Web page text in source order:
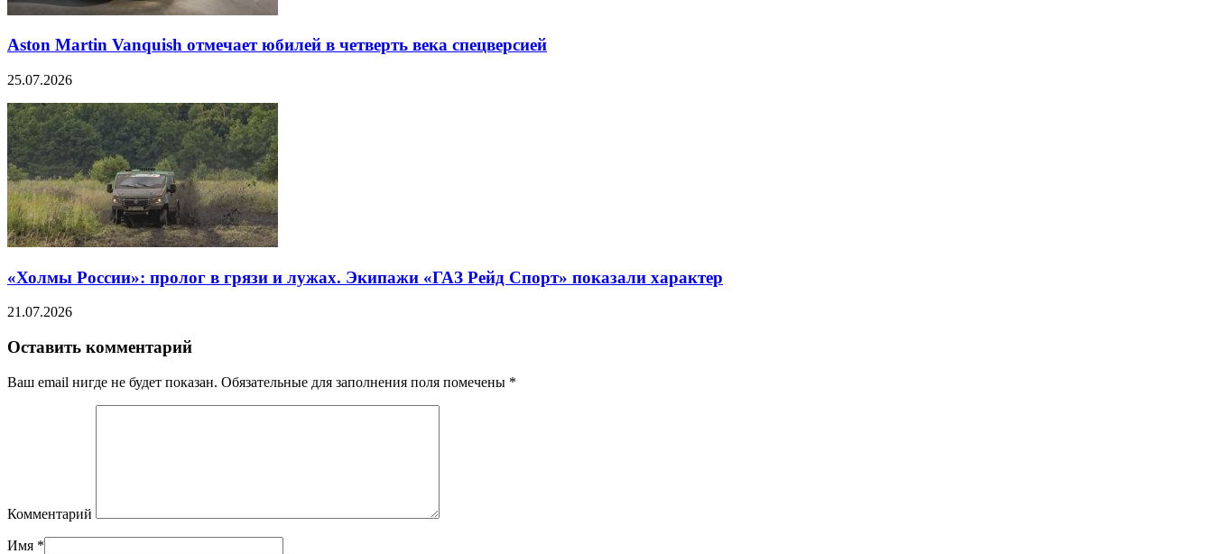
Aston Martin Vanquish отмечает юбилей в четверть века спецверсией
25.07.2026
«Холмы России»: пролог в грязи и лужах. Экипажи «ГАЗ Рейд Спорт» показали характер
21.07.2026
Оставить комментарий
Ваш email нигде не будет показан. Обязательные для заполнения поля помечены *
Комментарий
Имя *